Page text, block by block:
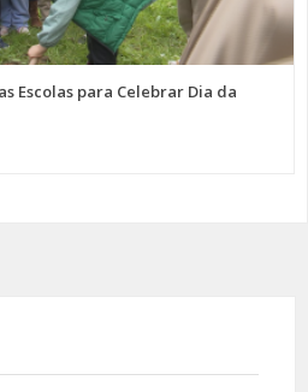
Escolas para Celebrar Dia da